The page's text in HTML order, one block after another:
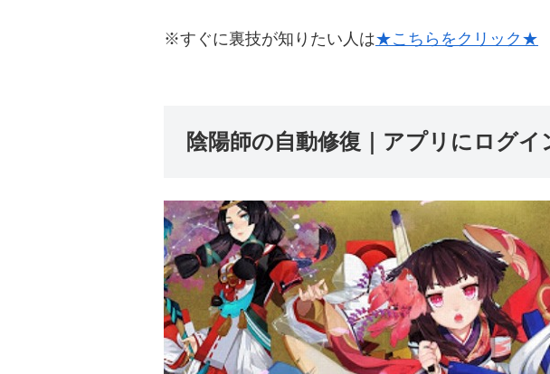
※すぐに裏技が知りたい人は★こちらをクリック★
陰陽師の自動修復｜アプリにログイ